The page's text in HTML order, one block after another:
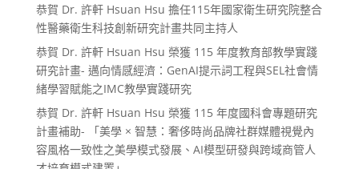
恭賀 Dr. 許軒 Hsuan Hsu 擔任115年國家衛生研究院整合
性醫藥衛生科技創新研究計畫共同主持人
恭賀 Dr. 許軒 Hsuan Hsu 榮獲 115 年度教育部教學實踐
研究計畫- 邁向情感經濟：GenAI提示詞工程與SEL社會情
緒學習賦能之IMC教學實踐研究
恭賀 Dr. 許軒 Hsuan Hsu 榮獲 115 年度國科會專題研究
計畫補助- 「美學 × 智慧：奢侈時尚品牌社群媒體視覺內
容風格一致性之美學模式發展、AI模型研發與跨域商管人